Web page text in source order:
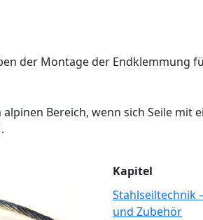
der Montage der Endklemmung
Bereich, wenn sich Seile mit
Kapitel
und Zubehör